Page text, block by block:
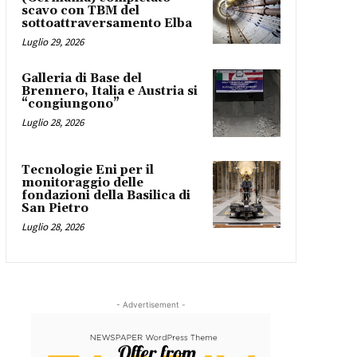
scavo con TBM del
sottoattraversamento Elba
Luglio 29, 2026
Galleria di Base del
Brennero, Italia e Austria si
“congiungono”
Luglio 28, 2026
Tecnologie Eni per il
monitoraggio delle
fondazioni della Basilica di
San Pietro
Luglio 28, 2026
- Advertisement -